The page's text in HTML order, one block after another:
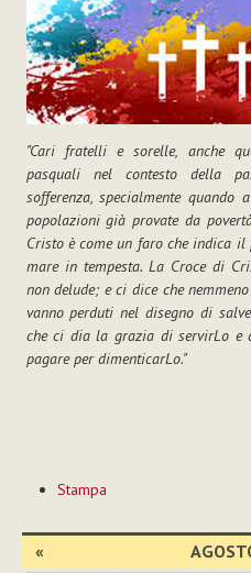
"Cari fratelli e sorelle, anche
pasquali nel contesto della
sofferenza, specialmente
popolazioni già provate da
Cristo è come un faro che indica
mare in tempesta. La Croce di
non delude; e ci dice che
vanno perduti nel disegno di
che ci dia la grazia di servirLo e
pagare per dimenticarLo."
sul
Stampa
«